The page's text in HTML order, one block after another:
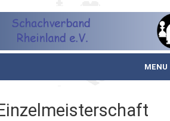
MENU